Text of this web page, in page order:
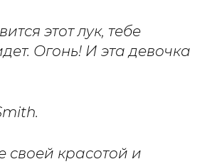
этот лук, тебе
Огонь! И эта девочка
своей красотой и